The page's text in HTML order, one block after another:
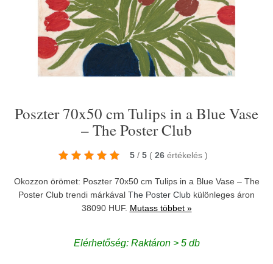
Poszter 70x50 cm Tulips in a Blue Vase
– The Poster Club
5 / 5 ( 26 értékelés )
Okozzon örömet: Poszter 70x50 cm Tulips in a Blue Vase – The
Poster Club trendi márkával The Poster Club különleges áron
38090 HUF. Mutass többet »
Elérhetőség: Raktáron > 5 db